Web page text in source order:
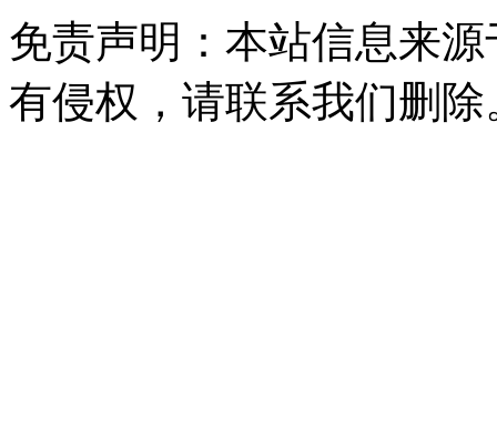
免责声明：本站信息来
有侵权，请联系我们删除